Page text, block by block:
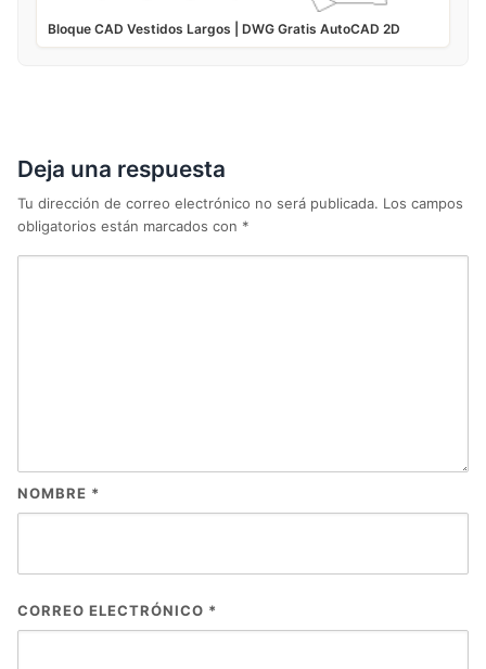
Bloque CAD Vestidos Largos | DWG Gratis AutoCAD 2D
Deja una respuesta
Tu dirección de correo electrónico no será publicada. Los campos
obligatorios están marcados con *
NOMBRE *
CORREO ELECTRÓNICO *